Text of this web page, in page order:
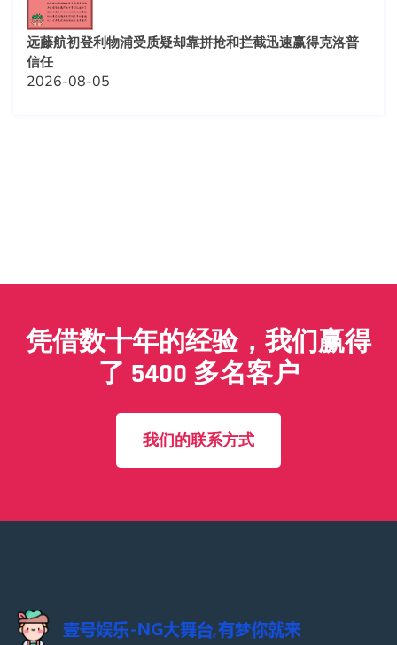
远藤航初登利物浦受质疑却靠拼抢和拦截迅速赢得克洛普
信任
2026-08-05
凭借数十年的经验，我们赢得
了 5400 多名客户
我们的联系方式